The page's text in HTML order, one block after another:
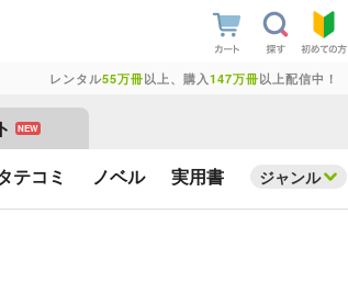
レンタル55万冊以上、購入 147万冊以上配信中！
NEW
テコミ ノベル 実用書 ジャンル